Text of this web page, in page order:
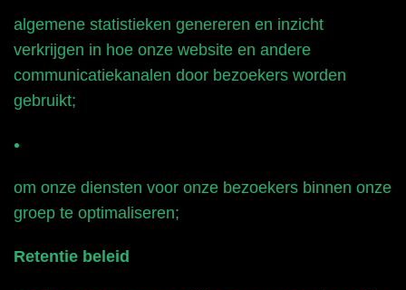
algemene statistieken genereren en inzicht
verkrijgen in hoe onze website en andere
communicatiekanalen door bezoekers worden
gebruikt;
om onze diensten voor onze bezoekers binnen onze
groep te optimaliseren;
Retentie beleid